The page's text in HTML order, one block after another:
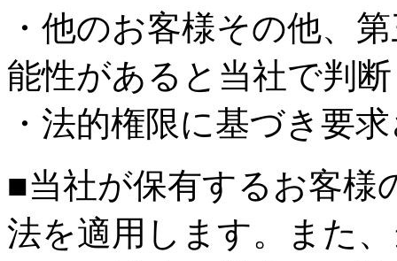
・他のお客様その他、
能性があると当社で判
・法的権限に基づき要
■当社が保有するお客様
法を適用します。また